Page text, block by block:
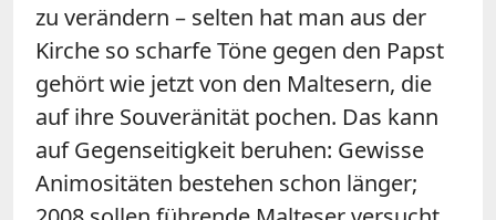
zu verändern – selten hat man aus der
Kirche so scharfe Töne gegen den Papst
gehört wie jetzt von den Maltesern, die
auf ihre Souveränität pochen. Das kann
auf Gegenseitigkeit beruhen: Gewisse
Animositäten bestehen schon länger;